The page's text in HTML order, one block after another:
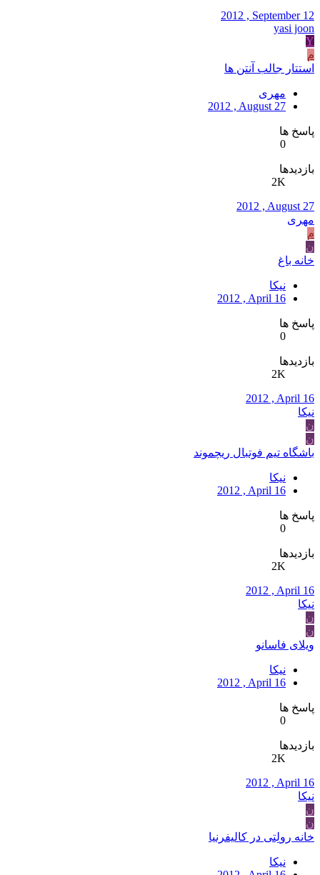
2012 , September 12
yasi joon
Y
م
استتار جالب آنتن ها
مهری
2012 , August 27
پاسخ ها
0
بازدیدها
2K
2012 , August 27
مهری
م
ن
خانه باغ
نیکا
2012 , April 16
پاسخ ها
0
بازدیدها
2K
2012 , April 16
نیکا
ن
ن
باشگاه تیم فوتبال ریچموند
نیکا
2012 , April 16
پاسخ ها
0
بازدیدها
2K
2012 , April 16
نیکا
ن
ن
ویلای فاسانو
نیکا
2012 , April 16
پاسخ ها
0
بازدیدها
2K
2012 , April 16
نیکا
ن
ن
خانه رولِتی در کالیفرنیا
نیکا